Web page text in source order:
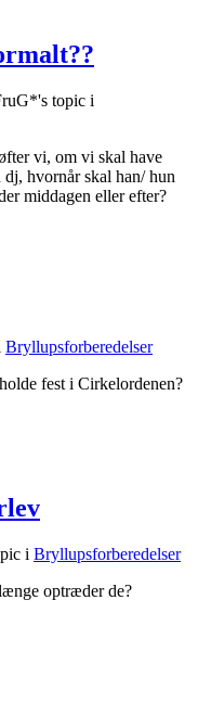
topic i
vi, om vi skal have
hvornår skal han/ hun
middagen eller efter?
Bryllupsforberedelser
fest i Cirkelordenen?
i Bryllupsforberedelser
optræder de?